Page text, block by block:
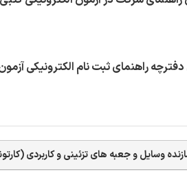
دفترچه راهنمای ثبت نام الکترونیکی
وسایل و جعبه های تزئینی و کاربردی